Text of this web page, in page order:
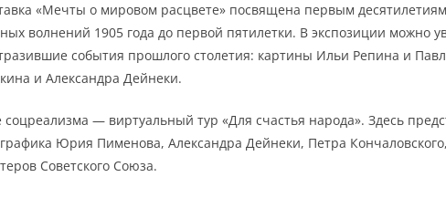
«Мечты о мировом расцвете» посвящена первым
волнений 1905 года до первой пятилетки. В экспозиции можно
события прошлого столетия: картины Ильи Репина и
и Александра Дейнеки.
соцреализма — виртуальный тур «Для счастья народа». Здесь
Юрия Пименова, Александра Дейнеки, Петра
Советского Союза.